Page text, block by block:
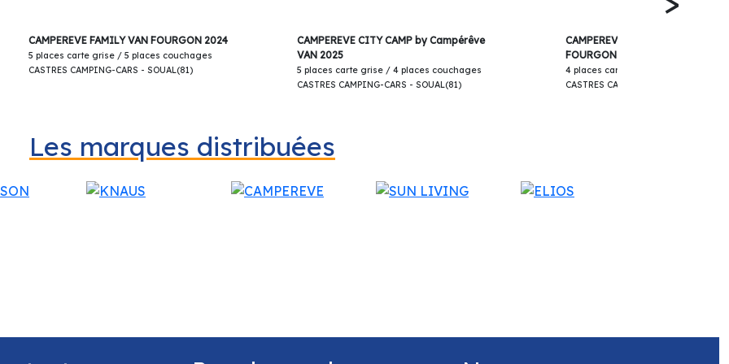
CARS.
CAMPEREVE FAMILY VAN FOURGON 2024
5 places carte grise / 5 places couchages
CASTRES CAMPING-CARS - SOUAL(81)
CAMPEREVE CITY CAMP by Campérêve
VAN 2025
5 places carte grise / 4 places couchages
CASTRES CAMPING-CARS - SOUAL(81)
CAMPEREVE MAGELLAN 643
FOURGON 2025
4 places carte grise / 3 places
CASTRES CAMPING-CARS -
Les marques distribuées